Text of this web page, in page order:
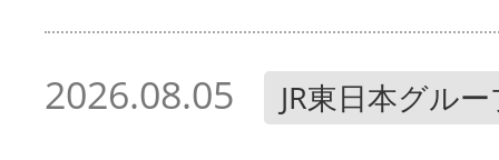
2026.08.05 JR東日本グル